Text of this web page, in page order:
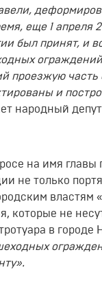
еще 1 апреля
был принят, и
проезжую
и
народный
на имя главы
не только
которые не
в